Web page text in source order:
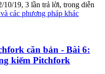
10/19, 3 lần trả lời, trong diễn
các phương pháp khác
căn bản - Bài 6:
kiếm Pitchfork